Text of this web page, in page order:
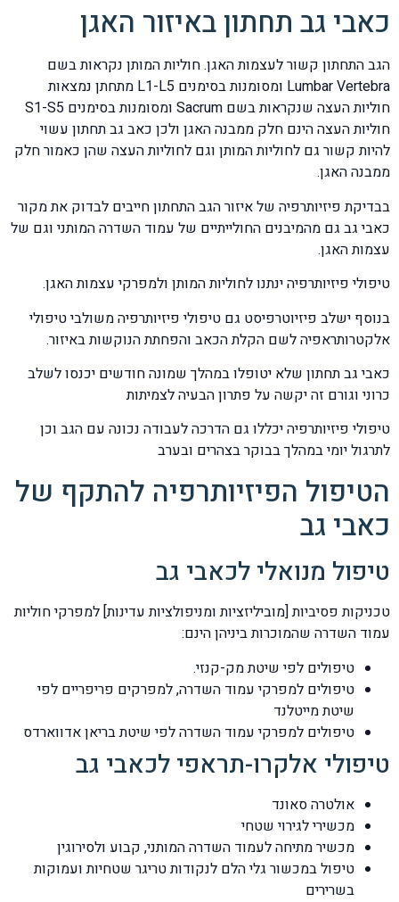
כאבי גב תחתון באיזור האגן
הגב התחתון קשור לעצמות האגן. חוליות המותן נקראות בשם
Lumbar Vertebra ומסומנות בסימנים L1-L5 מתחתן נמצאות
חוליות העצה שנקראות בשם Sacrum ומסומנות בסימנים S1-S5
חוליות העצה הינם חלק ממבנה האגן ולכן כאב גב תחתון עשוי
להיות קשור גם לחוליות המותן וגם לחוליות העצה שהן כאמור חלק
ממבנה האגן.
בבדיקת פיזיותרפיה של איזור הגב התחתון חייבים לבדוק את מקור
כאבי גב גם מהמיבנים החולייתיים של עמוד השדרה המותני וגם של
עצמות האגן.
טיפולי פיזיותרפיה ינתנו לחוליות המותן ולמפרקי עצמות האגן.
בנוסף ישלב פיזיוטרפיסט גם טיפולי פיזיותרפיה משולבי טיפולי
אלקטרותראפיה לשם הקלת הכאב והפחתת הנוקשות באיזור.
כאבי גב תחתון שלא יטופלו במהלך שמונה חודשים יכנסו לשלב
כרוני וגורם זה יקשה על פתרון הבעיה לצמיתות
טיפולי פיזיותרפיה יכללו גם הדרכה לעבודה נכונה עם הגב וכן
לתרגול יומי במהלך בבוקר בצהרים ובערב
הטיפול הפיזיותרפיה להתקף של
כאבי גב
טיפול מנואלי לכאבי גב
טכניקות פסיביות [מוביליזציות ומניפולציות עדינות] למפרקי חוליות
עמוד השדרה שהמוכרות ביניהן הינם:
טיפולים לפי שיטת מק-קנזי.
טיפולים למפרקי עמוד השדרה, למפרקים פריפריים לפי
שיטת מייטלנד
טיפולים למפרקי עמוד השדרה לפי שיטת בריאן אדווארדס
טיפולי אלקרו-תראפי לכאבי גב
אולטרה סאונד
מכשירי לגירוי שטחי
מכשיר מתיחה לעמוד השדרה המותני, קבוע ולסירוגין
טיפול במכשור גלי הלם לנקודות טריגר שטחיות ועמוקות
בשרירים